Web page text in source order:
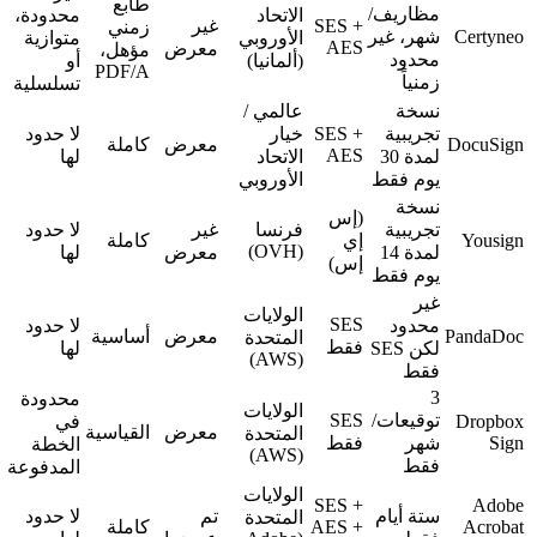
Certyneo
مظاريف/
شهر، غير
محدود
زمنياً
SES +
AES
الاتحاد
الأوروبي
(ألمانيا)
غير
معرض
زمني
مؤهل،
PDF/A
محدودة،
متوازية
أو
تسلسلية
DocuSign
نسخة
تجريبية
لمدة 30
يوم فقط
SES +
AES
عالمي /
خيار
الاتحاد
الأوروبي
معرض كاملة
لا حدود
لها
Yousign
نسخة
تجريبية
لمدة 14
يوم فقط
(إس
إي
إس)
فرنسا
(OVH)
غير
معرض
كاملة
لا حدود
لها
PandaDoc
غير
محدود
لكن SES
فقط
SES
فقط
الولايات
المتحدة
(AWS)
معرض أساسية
لا حدود
لها
Dropbox
Sign
3
توقيعات/
شهر
فقط
SES
فقط
الولايات
المتحدة
(AWS)
معرض القياسية
محدودة
في
الخطة
المدفوعة
Adobe
Acrobat
ستة أيام
SES +
AES +
الولايات
المتحدة
تم
كاملة
لا حدود